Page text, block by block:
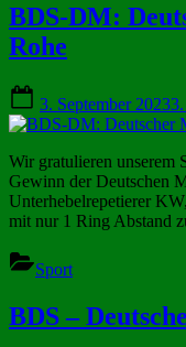
BDS-DM:
Rohe
on
3. September 2023
Wir gratulieren unserem
Gewinn der Deutschen
Unterhebelrepetierer
mit nur 1 Ring Abstand
Sport
BDS –